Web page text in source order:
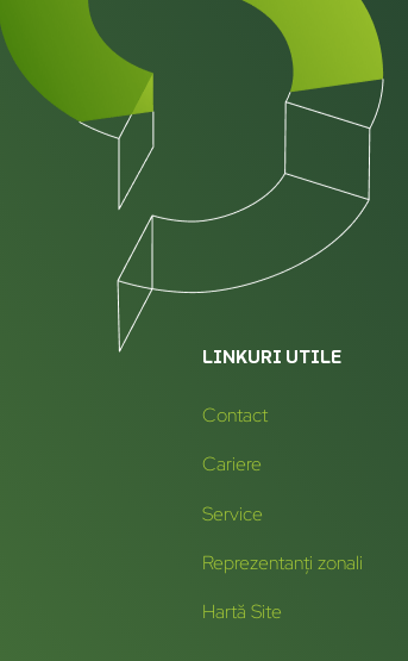
LINKURI UTILE
Contact
Cariere
Service
Reprezentanți zonali
Hartă Site